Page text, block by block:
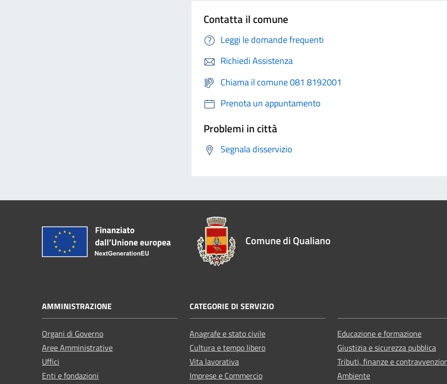
Contatta il comune
Leggi le domande frequenti
Richiedi Assistenza
Chiama il comune 081 8192001
Prenota un appuntamento
Problemi in città
Segnala disservizio
Comune di Qualiano
AMMINISTRAZIONE
Organi di Governo
Aree Amministrative
Uffici
Enti e fondazioni
CATEGORIE DI SERVIZIO
Anagrafe e stato civile
Cultura e tempo libero
Vita lavorativa
Imprese e Commercio
Educazione e formazione
Giustizia e sicurezza pubblica
Tributi, finanze e
Ambiente